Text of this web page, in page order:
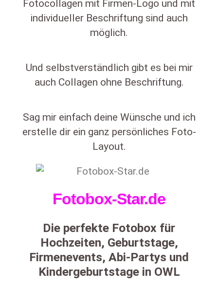
Fotocollagen mit Firmen-Logo und mit
individueller Beschriftung sind auch
möglich.
Und selbstverständlich gibt es bei mir
auch Collagen ohne Beschriftung.
Sag mir einfach deine Wünsche und ich
erstelle dir ein ganz persönliches Foto-
Layout.
Fotobox-Star.de
Die perfekte Fotobox für
Hochzeiten, Geburtstage,
Firmenevents, Abi-Partys und
Kindergeburtstage in OWL